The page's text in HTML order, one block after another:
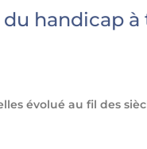
handicap à
évolué au fil des